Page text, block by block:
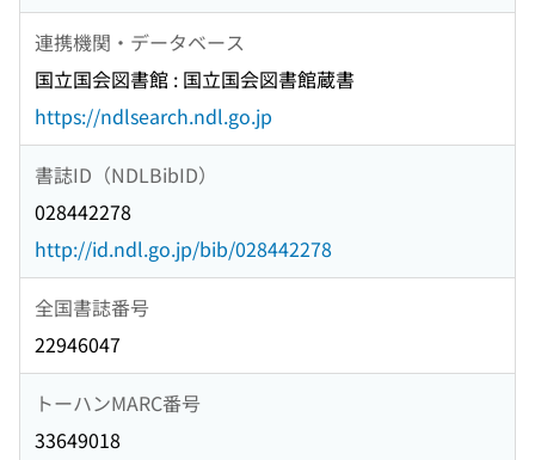
連携機関・データベース
国立国会図書館 : 国立国会図書館蔵書
https://ndlsearch.ndl.go.jp
書誌ID（NDLBibID）
028442278
http://id.ndl.go.jp/bib/028442278
全国書誌番号
22946047
トーハンMARC番号
33649018